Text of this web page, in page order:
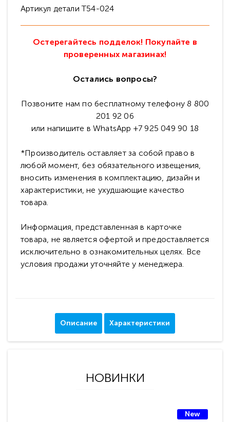
Артикул детали T54-024
Остерегайтесь подделок! Покупайте в
проверенных магазинах!
Остались вопросы?
Позвоните нам по бесплатному телефону 8 800
201 92 06
или напишите в WhatsApp +7 925 049 90 18
*Производитель оставляет за собой право в
любой момент, без обязательного извещения,
вносить изменения в комплектацию, дизайн и
характеристики, не ухудшающие качество
товара.
Информация, представленная в карточке
товара, не является офертой и предоставляется
исключительно в ознакомительных целях. Все
условия продажи уточняйте у менеджера.
Описание Характеристики
НОВИНКИ
New